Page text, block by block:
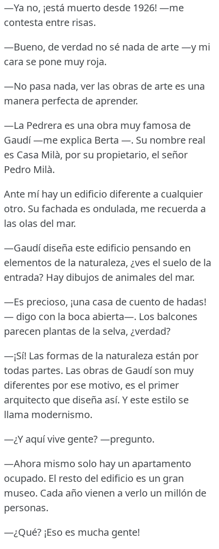
—Ya no, ¡está muerto desde 1926! —me
contesta entre risas.
—Bueno, de verdad no sé nada de arte —y mi
cara se pone muy roja.
—No pasa nada, ver las obras de arte es una
manera perfecta de aprender.
—La Pedrera es una obra muy famosa de
Gaudí —me explica Berta —. Su nombre real
es Casa Milà, por su propietario, el señor
Pedro Milà.
Ante mí hay un edificio diferente a cualquier
otro. Su fachada es ondulada, me recuerda a
las olas del mar.
—Gaudí diseña este edificio pensando en
elementos de la naturaleza, ¿ves el suelo de la
entrada? Hay dibujos de animales del mar.
—Es precioso, ¡una casa de cuento de hadas!
— digo con la boca abierta—. Los balcones
parecen plantas de la selva, ¿verdad?
—¡Sí! Las formas de la naturaleza están por
todas partes. Las obras de Gaudí son muy
diferentes por ese motivo, es el primer
arquitecto que diseña así. Y este estilo se
llama modernismo.
—¿Y aquí vive gente?—pregunto.
—Ahora mismo solo hay un apartamento
ocupado. El resto del edificio es un gran
museo. Cada año vienen a verlo un millón de
personas.
—¿Qué? ¡Eso es mucha gente!